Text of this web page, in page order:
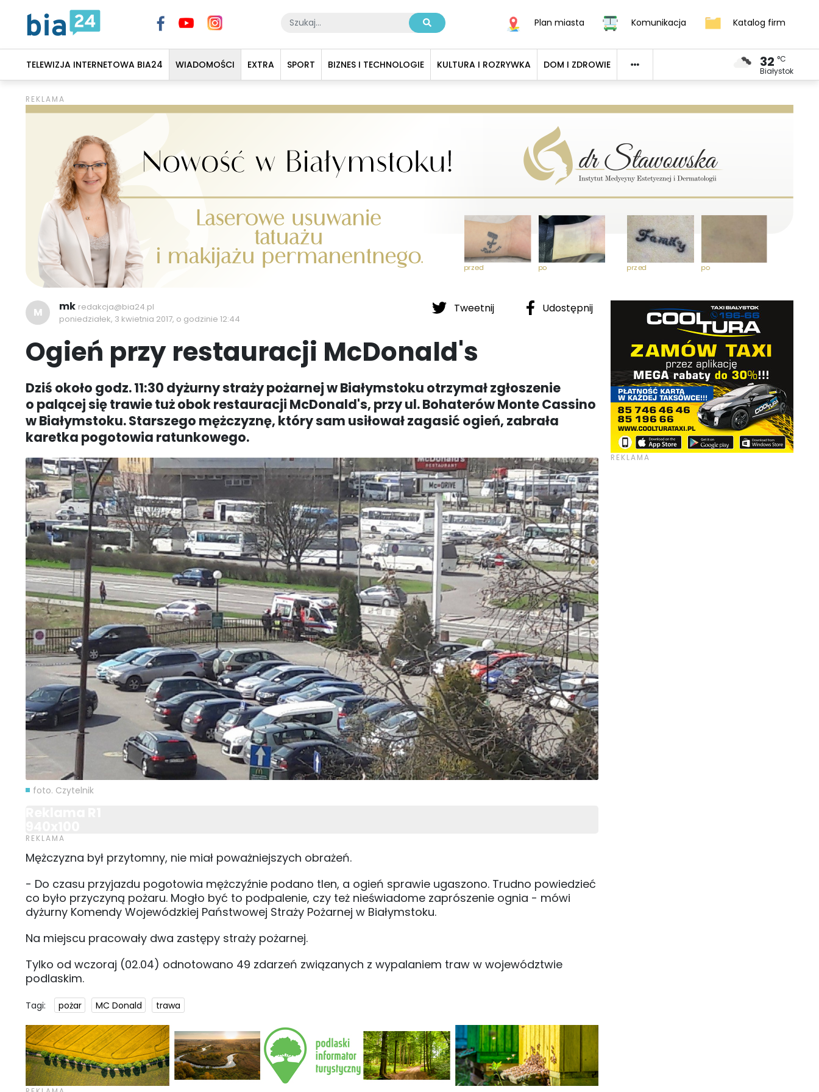
Plan miasta Komunikacja Katalog firm
TELEWIZJA INTERNETOWA BIA24 WIADOMOŚCI EXTRA SPORT BIZNES I TECHNOLOGIE KULTURA I ROZRYWKA DOM I ZDROWIE 32 °C
Białystok
Tweetnij Udostępnij
M mk redakcja@bia24.pl
poniedziałek, 3 kwietnia 2017, o godzinie 12:44
Ogień przy restauracji McDonald's
Dziś około godz. 11:30 dyżurny straży pożarnej w Białymstoku otrzymał zgłoszenie
o palącej się trawie tuż obok restauracji McDonald's, przy ul. Bohaterów Monte Cassino
w Białymstoku. Starszego mężczyznę, który sam usiłował zagasić ogień, zabrała
karetka pogotowia ratunkowego.
foto. Czytelnik
Mężczyzna był przytomny, nie miał poważniejszych obrażeń.
- Do czasu przyjazdu pogotowia mężczyźnie podano tlen, a ogień sprawie ugaszono. Trudno powiedzieć
co było przyczyną pożaru. Mogło być to podpalenie, czy też nieświadome zaprószenie ognia - mówi
dyżurny Komendy Wojewódzkiej Państwowej Straży Pożarnej w Białymstoku.
Na miejscu pracowały dwa zastępy straży pożarnej.
Tylko od wczoraj (02.04) odnotowano 49 zdarzeń związanych z wypalaniem traw w województwie
podlaskim.
Tagi: pożar MC Donald trawa